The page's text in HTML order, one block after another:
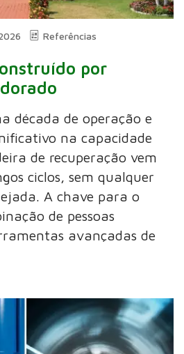
Referências
por
década de operação e
na capacidade
de recuperação vem
ciclos, sem qualquer
A chave para o
de pessoas
avançadas de